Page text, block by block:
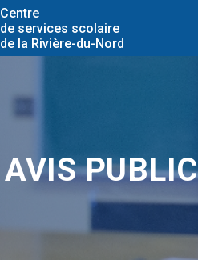
Centre
de services scolaire
de la Rivière-du-Nord
AVIS